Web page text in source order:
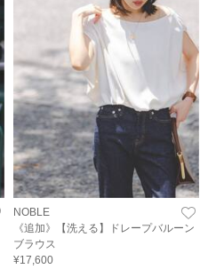
NOBLE
《追加》【洗える】ドレープバルーン
ブラウス
¥17,600